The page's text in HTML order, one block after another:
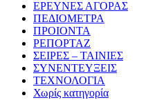
ΕΡΕΥΝΕΣ ΑΓΟΡΑΣ
ΠΕΔΙΟΜΕΤΡΑ
ΠΡΟΙΟΝΤΑ
ΡΕΠΟΡΤΑΖ
ΣΕΙΡΕΣ – ΤΑΙΝΙΕΣ
ΣΥΝΕΝΤΕΥΞΕΙΣ
ΤΕΧΝΟΛΟΓΙΑ
Χωρίς κατηγορία